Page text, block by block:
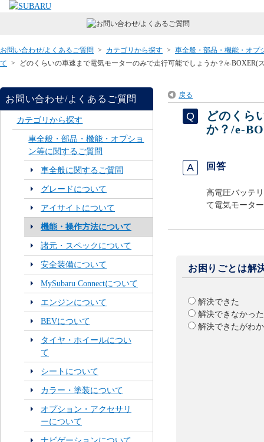
お問い合わせ/よくあるご質問 > カテゴリから探す > 車全般・部品・機能・オプ
て > どのくらいの車速まで電気モーターのみで走行可能でしょうか？/e-BOXER(
お問い合わせ/よくあるご質問
カテゴリから探す
車全般・部品・機能・オプショ
ン等に関するご質問
車全般に関するご質問
グレードについて
アイサイトについて
機能・操作方法について
諸元・スペックについて
安全装備について
MySubaru Connectについて
エンジンについて
BEVについて
タイヤ・ホイールについ
て
シートについて
カラー・塗装について
オプション・アクセサリ
ーについて
戻る
どのくら
か？/e-
回答
高電圧バッテ
て電気モータ
お困りごとは解
解決できた
解決できなかった
解決できたがわ